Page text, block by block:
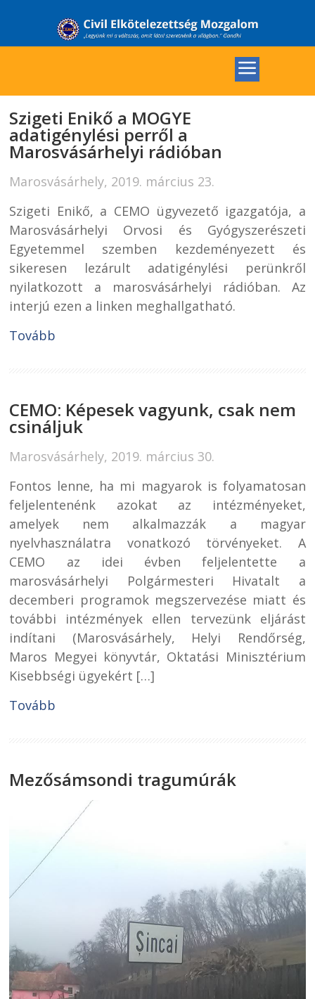
Szigeti Enikő a MOGYE
adatigénylési perről a
Marosvásárhelyi rádióban
Marosvásárhely, 2019. március 23.
Szigeti Enikő, a CEMO ügyvezető igazgatója, a
Marosvásárhelyi Orvosi és Gyógyszerészeti
Egyetemmel szemben kezdeményezett és
sikeresen lezárult adatigénylési perünkről
nyilatkozott a marosvásárhelyi rádióban. Az
interjú ezen a linken meghallgatható.
Tovább
CEMO: Képesek vagyunk, csak nem
csináljuk
Marosvásárhely, 2019. március 30.
Fontos lenne, ha mi magyarok is folyamatosan
feljelentenénk azokat az intézményeket,
amelyek nem alkalmazzák a magyar
nyelvhasználatra vonatkozó törvényeket. A
CEMO az idei évben feljelentette a
marosvásárhelyi Polgármesteri Hivatalt a
decemberi programok megszervezése miatt és
további intézmények ellen tervezünk eljárást
indítani (Marosvásárhely, Helyi Rendőrség,
Maros Megyei könyvtár, Oktatási Minisztérium
Kisebbségi ügyekért […]
Tovább
Mezősámsondi tragumúrák